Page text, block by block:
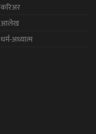
करिअर
आलेख
धर्म-अध्यात्म